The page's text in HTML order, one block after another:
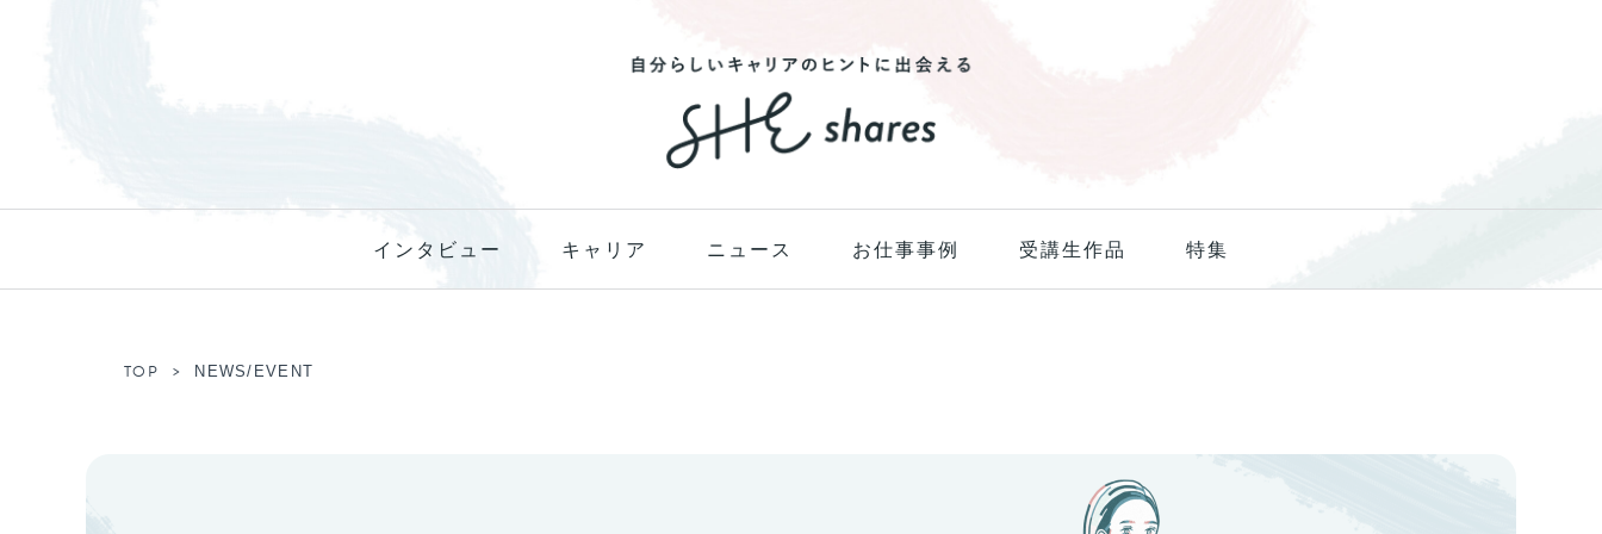
インタビュー キャリア ニュース お仕事事例 受講生作品 特集
TOP NEWS/EVENT